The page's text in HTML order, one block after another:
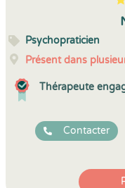
5
1
5
26
Psychopraticien
Présent dans
Thérapeute
Contacter